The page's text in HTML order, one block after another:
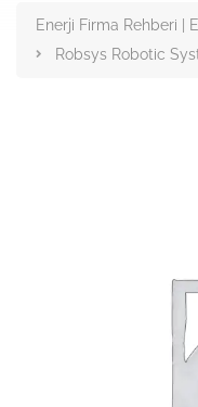
Enerji Firma Rehberi |
Robsys Robotic